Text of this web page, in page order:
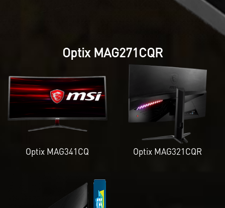
Optix MAG271CQR
Optix MAG341CQ Optix MAG321CQR